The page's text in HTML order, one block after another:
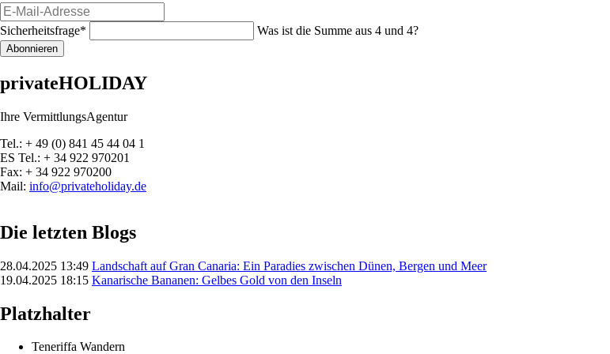
E-
Mail-
Adresse
Pflichtfeld
Sicherheitsfrage* Was ist die Summe aus 4 und 4?
Abonnieren
privateHOLIDAY
Ihre VermittlungsAgentur
Tel.: + 49 (0) 841 45 44 04 1
ES Tel.: + 34 922 970201
Fax: + 34 922 970200
Mail: info@privateholiday.de
Die letzten Blogs
28.04.2025 13:49 Landschaft auf Gran Canaria: Ein Paradies zwischen Dünen, Bergen und Meer
19.04.2025 18:15 Kanarische Bananen: Gelbes Gold von den Inseln
Platzhalter
Teneriffa Wandern